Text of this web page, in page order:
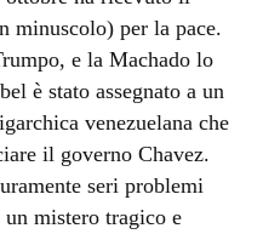
minuscolo) per la pace.
e la Machado lo
è stato assegnato a un
venezuelana che
il governo Chavez.
seri problemi
mistero tragico e